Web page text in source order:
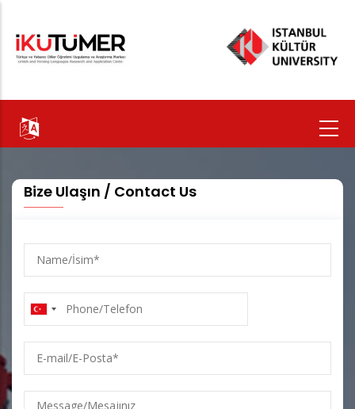
içeriğe
atla
Bize Ulaşın / Contact Us
Name/
İsim
Phone/Telefon
mail/E-
Posta
Message/Mesajınız